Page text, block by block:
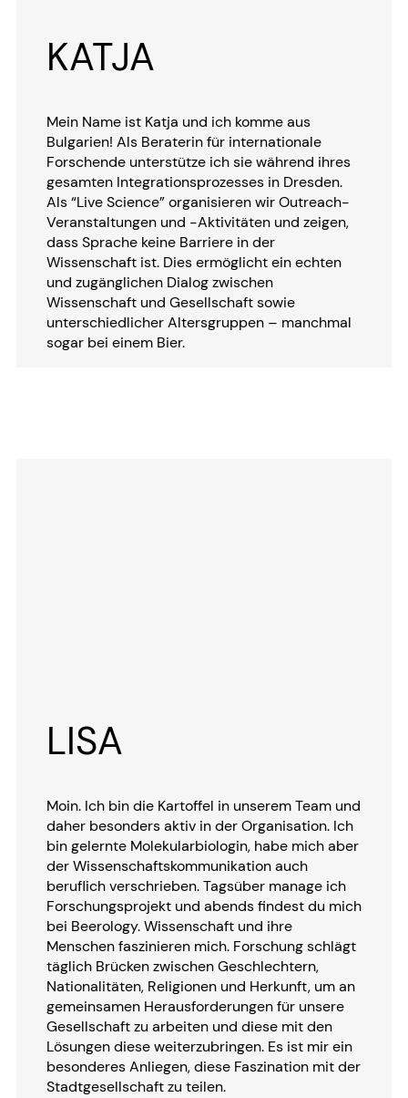
KATJA
Mein Name ist Katja und ich komme aus
Bulgarien! Als Beraterin für internationale
Forschende unterstütze ich sie während ihres
gesamten Integrationsprozesses in Dresden.
Als “Live Science” organisieren wir Outreach-
Veranstaltungen und -Aktivitäten und zeigen,
dass Sprache keine Barriere in der
Wissenschaft ist. Dies ermöglicht ein echten
und zugänglichen Dialog zwischen
Wissenschaft und Gesellschaft sowie
unterschiedlicher Altersgruppen – manchmal
sogar bei einem Bier.
LISA
Moin. Ich bin die Kartoffel in unserem Team und
daher besonders aktiv in der Organisation. Ich
bin gelernte Molekularbiologin, habe mich aber
der Wissenschaftskommunikation auch
beruflich verschrieben. Tagsüber manage ich
Forschungsprojekt und abends findest du mich
bei Beerology. Wissenschaft und ihre
Menschen faszinieren mich. Forschung schlägt
täglich Brücken zwischen Geschlechtern,
Nationalitäten, Religionen und Herkunft, um an
gemeinsamen Herausforderungen für unsere
Gesellschaft zu arbeiten und diese mit den
Lösungen diese weiterzubringen. Es ist mir ein
besonderes Anliegen, diese Faszination mit der
Stadtgesellschaft zu teilen.